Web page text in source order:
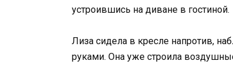
устроившись на диване в гостиной.
Лиза сидела в кресле напротив,
руками. Она уже строила